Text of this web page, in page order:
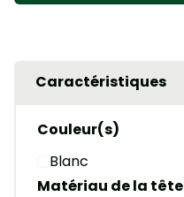
Caractéristiques
Couleur(s)
Blanc
Matériau de la tête